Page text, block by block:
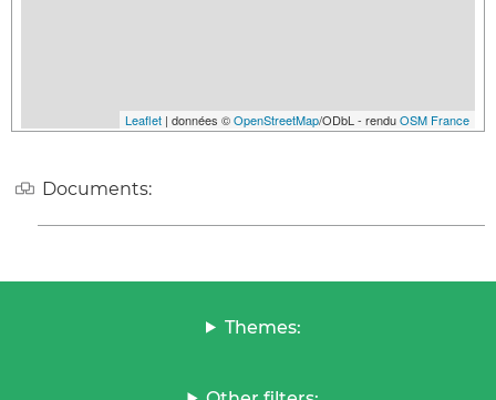
Leaflet | données ©OpenStreetMap/ODbL - renduOSM France
Documents:
Themes: